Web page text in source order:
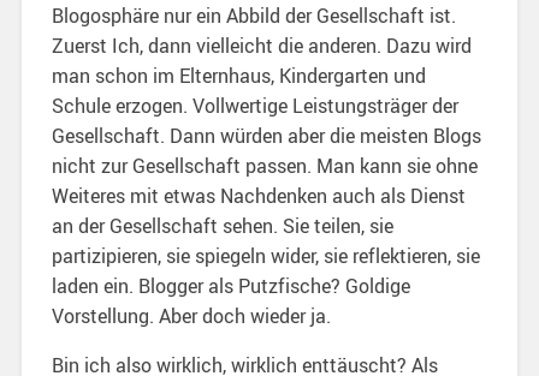
Blogosphäre nur ein Abbild der Gesellschaft ist.
Zuerst Ich, dann vielleicht die anderen. Dazu wird
man schon im Elternhaus, Kindergarten und
Schule erzogen. Vollwertige Leistungsträger der
Gesellschaft. Dann würden aber die meisten Blogs
nicht zur Gesellschaft passen. Man kann sie ohne
Weiteres mit etwas Nachdenken auch als Dienst
an der Gesellschaft sehen. Sie teilen, sie
partizipieren, sie spiegeln wider, sie reflektieren, sie
laden ein. Blogger als Putzfische? Goldige
Vorstellung. Aber doch wieder ja.
Bin ich also wirklich, wirklich enttäuscht? Als